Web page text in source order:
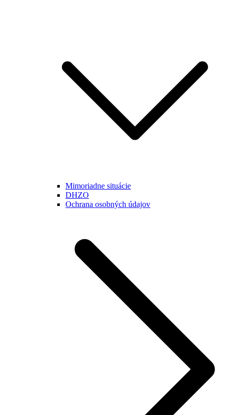
Mimoriadne situácie
DHZO
Ochrana osobných údajov